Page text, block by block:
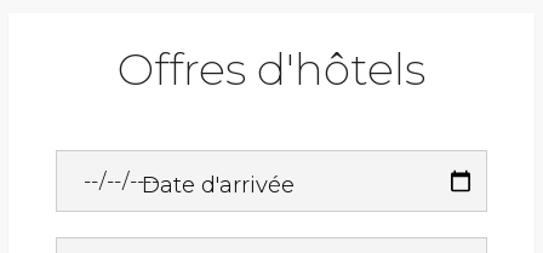
Offres d'hôtels
Date d'arrivée